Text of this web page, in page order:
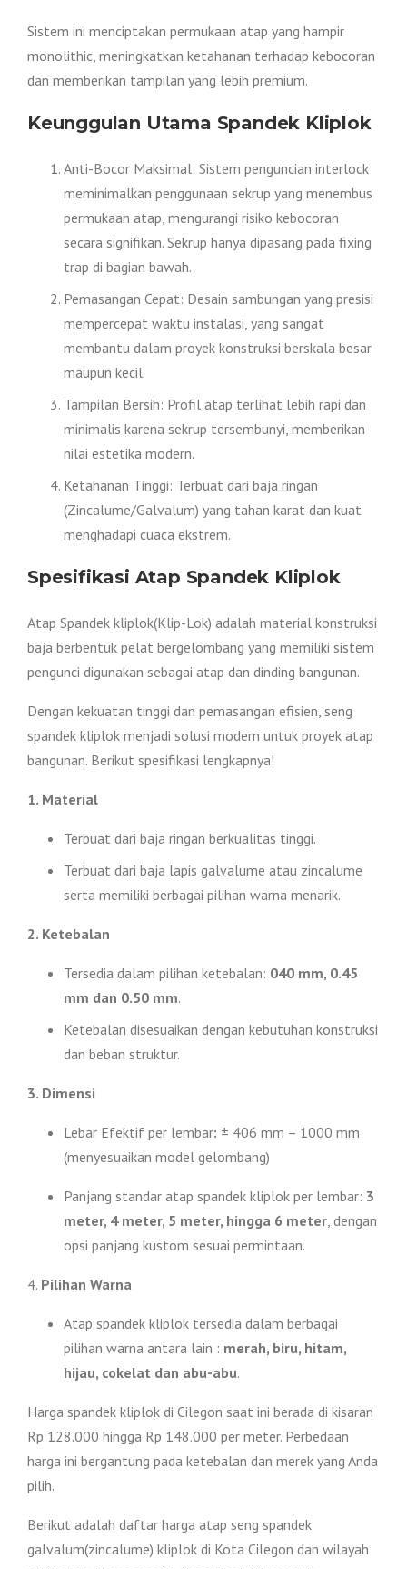
Sistem ini menciptakan permukaan atap yang hampir
monolithic, meningkatkan ketahanan terhadap kebocoran
dan memberikan tampilan yang lebih premium.
Keunggulan Utama Spandek Kliplok
Anti-Bocor Maksimal: Sistem penguncian interlock
meminimalkan penggunaan sekrup yang menembus
permukaan atap, mengurangi risiko kebocoran
secara signifikan. Sekrup hanya dipasang pada fixing
trap di bagian bawah.
Pemasangan Cepat: Desain sambungan yang presisi
mempercepat waktu instalasi, yang sangat
membantu dalam proyek konstruksi berskala besar
maupun kecil.
Tampilan Bersih: Profil atap terlihat lebih rapi dan
minimalis karena sekrup tersembunyi, memberikan
nilai estetika modern.
Ketahanan Tinggi: Terbuat dari baja ringan
(Zincalume/Galvalum) yang tahan karat dan kuat
menghadapi cuaca ekstrem.
Spesifikasi Atap Spandek Kliplok
Atap Spandek kliplok(Klip-Lok) adalah material konstruksi
baja berbentuk pelat bergelombang yang memiliki sistem
pengunci digunakan sebagai atap dan dinding bangunan.
Dengan kekuatan tinggi dan pemasangan efisien, seng
spandek kliplok menjadi solusi modern untuk proyek atap
bangunan. Berikut spesifikasi lengkapnya!
1. Material
Terbuat dari baja ringan berkualitas tinggi.
Terbuat dari baja lapis galvalume atau zincalume
serta memiliki berbagai pilihan warna menarik.
2. Ketebalan
Tersedia dalam pilihan ketebalan: 040 mm, 0.45
mm dan 0.50 mm.
Ketebalan disesuaikan dengan kebutuhan konstruksi
dan beban struktur.
3. Dimensi
Lebar Efektif per lembar: ± 406 mm – 1000 mm
(menyesuaikan model gelombang)
Panjang standar atap spandek kliplok per lembar: 3
meter, 4 meter, 5 meter, hingga 6 meter, dengan
opsi panjang kustom sesuai permintaan.
4. Pilihan Warna
Atap spandek kliplok tersedia dalam berbagai
pilihan warna antara lain : merah, biru, hitam,
hijau, cokelat dan abu-abu.
Harga spandek kliplok di Cilegon saat ini berada di kisaran
Rp 128.000 hingga Rp 148.000 per meter. Perbedaan
harga ini bergantung pada ketebalan dan merek yang Anda
pilih.
Berikut adalah daftar harga atap seng spandek
galvalum(zincalume) kliplok di Kota Cilegon dan wilayah